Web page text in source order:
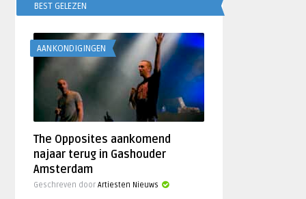
BEST GELEZEN
AANKONDIGINGEN
The Opposites aankomend
najaar terug in Gashouder
Amsterdam
Geschreven doorArtiesten Nieuws